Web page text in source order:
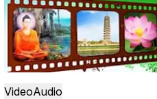
Hà Nội: Ngày tu học cuối
khóa sinh hoạt Phật pháp
thứ XIV tại chùa Bằng
VideoAudio